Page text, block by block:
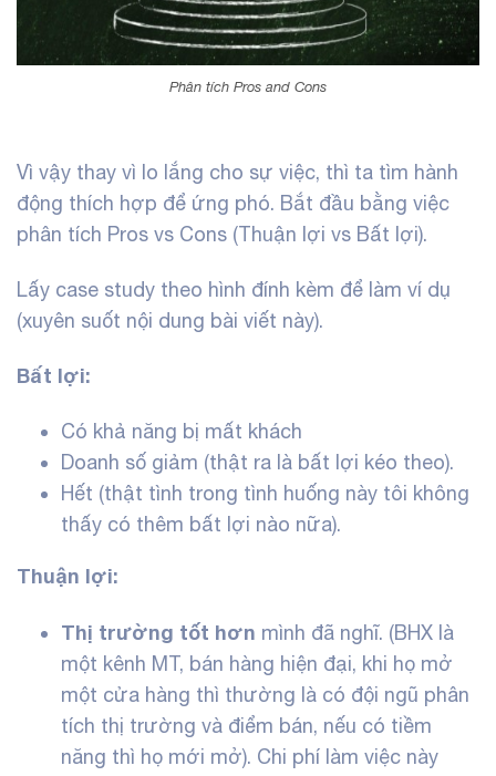
Phân tích Pros and Cons
Vì vậy thay vì lo lắng cho sự việc, thì ta tìm hành
động thích hợp để ứng phó. Bắt đầu bằng việc
phân tích Pros vs Cons (Thuận lợi vs Bất lợi).
Lấy case study theo hình đính kèm để làm ví dụ
(xuyên suốt nội dung bài viết này).
Bất lợi:
Có khả năng bị mất khách
Doanh số giảm (thật ra là bất lợi kéo theo).
Hết (thật tình trong tình huống này tôi không
thấy có thêm bất lợi nào nữa).
Thuận lợi:
Thị trường tốt hơn mình đã nghĩ. (BHX là
một kênh MT, bán hàng hiện đại, khi họ mở
một cửa hàng thì thường là có đội ngũ phân
tích thị trường và điểm bán, nếu có tiềm
năng thì họ mới mở). Chi phí làm việc này